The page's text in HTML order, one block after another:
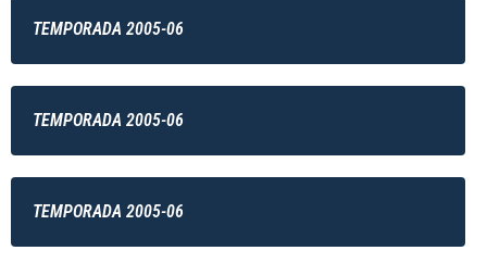
TEMPORADA 2005-06
TEMPORADA 2005-06
TEMPORADA 2005-06